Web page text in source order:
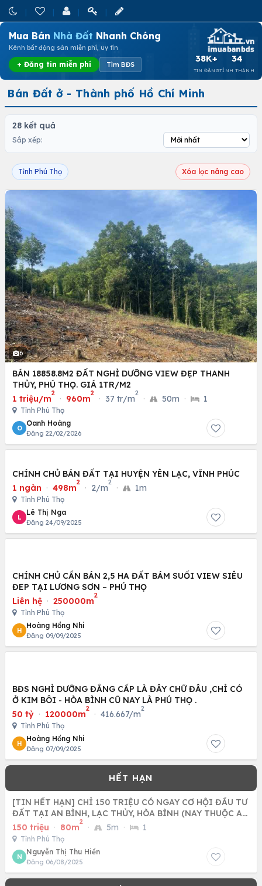
Mua Bán Nhà Đất Nhanh Chóng
Kênh bất động sản miễn phí, uy tín
+ Đăng tin miễn phí Tìm BĐS
38K+
TIN ĐĂNG
34
TỈNH THÀNH
Bán Đất ở - Thành phố Hồ Chí Minh
28 kết quả
Sắp xếp:
Tỉnh Phú Thọ Xóa lọc nâng cao
6
BÁN 18858.8M2 ĐẤT NGHỈ DƯỠNG VIEW ĐẸP THANH
THỦY, PHÚ THỌ. GIÁ 1TR/M2
1 triệu/m
2
· 960m
2
· 37 tr/m
2
· 50m · 1
Tỉnh Phú Thọ
O
Oanh Hoàng
Đăng 22/02/2026
CHÍNH CHỦ BÁN ĐẤT TẠI HUYỆN YÊN LẠC, VĨNH PHÚC
1 ngàn · 498m
2
· 2/m
2
· 1m
Tỉnh Phú Thọ
L
Lê Thị Nga
Đăng 24/09/2025
CHÍNH CHỦ CẦN BÁN 2,5 HA ĐẤT BÁM SUỐI VIEW SIÊU
ĐEP TẠI LƯƠNG SƠN – PHÚ THỌ
Liên hệ · 250000m
2
Tỉnh Phú Thọ
H
Hoàng Hồng Nhi
Đăng 09/09/2025
BĐS NGHỈ DƯỠNG ĐẲNG CẤP LÀ ĐÂY CHỮ ĐÂU ,CHỈ CÓ
Ở KIM BÔI - HÒA BÌNH CŨ NAY LÀ PHÚ THỌ .
50 tỷ · 120000m
2
· 416.667/m
2
Tỉnh Phú Thọ
H
Hoàng Hồng Nhi
Đăng 07/09/2025
[TIN HẾT HẠN] CHỈ 150 TRIỆU CÓ NGAY CƠ HỘI ĐẦU TƯ
ĐẤT TẠI AN BÌNH, LẠC THỦY, HÒA BÌNH (NAY THUỘC AN
BÌNH -PHÚ THỌ)
150 triệu · 80m
2
· 5m · 1
Tỉnh Phú Thọ
N
Nguyễn Thị Thu Hiền
Đăng 06/08/2025